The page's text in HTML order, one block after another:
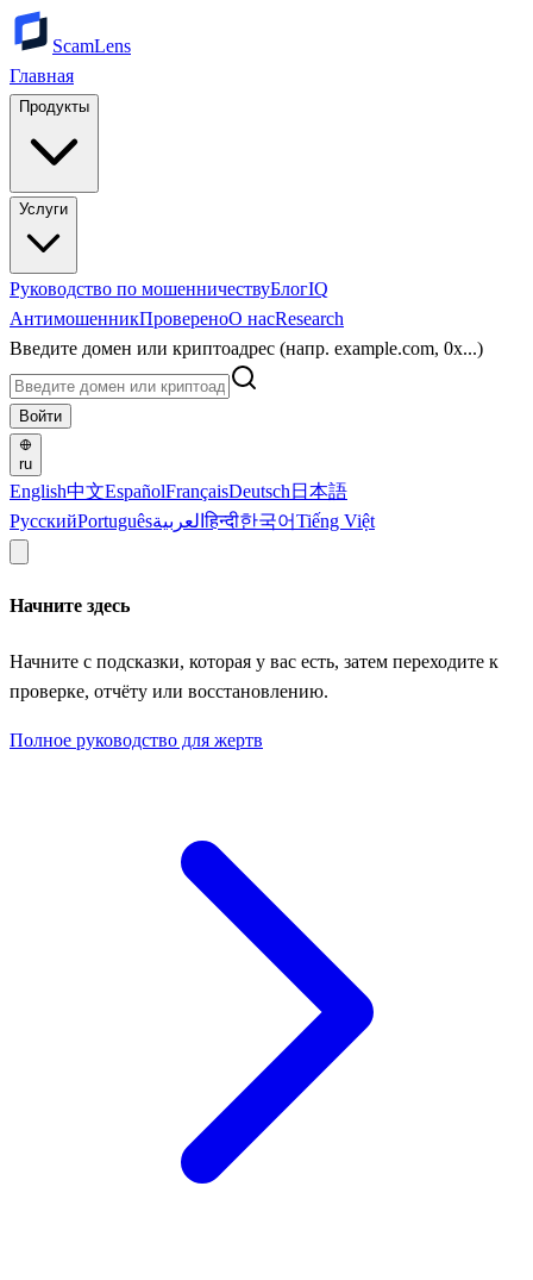
ScamLens
Главная
Продукты
Услуги
Руководство по мошенничествуБлогIQ
АнтимошенникПровереноО насResearch
Введите домен или криптоадрес (напр. example.com, 0x...)
Войти
ru
English中文EspañolFrançaisDeutsch 日本語
РусскийPortuguêsالعربيةहिन्दी한국어Tiếng Việt
Начните здесь
Начните с подсказки, которая у вас есть, затем переходите к
проверке, отчёту или восстановлению.
Полное руководство для жертв